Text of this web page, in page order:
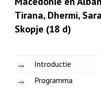
Tirana, Dhermi,
Skopje (18 d)
Introductie
Programma